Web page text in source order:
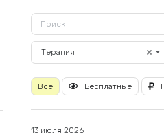
Терапия
Все Бесплатные
13 июля 2026